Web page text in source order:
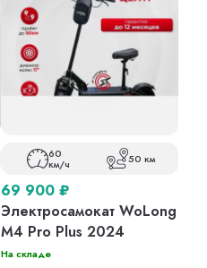
60
км/ч 50 км
69 900 ₽
Электросамокат WoLong
M4 Pro Plus 2024
На складе